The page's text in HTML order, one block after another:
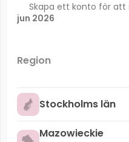
Skapa ett konto för att
jun 2026
Region
Stockholms län
Mazowieckie